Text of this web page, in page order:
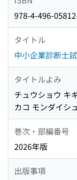
978-4-496-
タイトル
中小企業診断士
タイトルよみ
チュウショウ キ
カコ モンダイシ
巻次・部編番号
2026年版
出版事項